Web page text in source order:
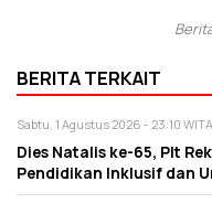
BERITA TERKAIT
Sabtu, 1 Agustus 2026 - 23:10 WITA
Dies Natalis ke-65, Plt
Pendidikan Inklusif dan